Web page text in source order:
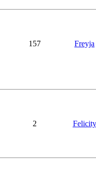
157 Freyja
2 Felicity